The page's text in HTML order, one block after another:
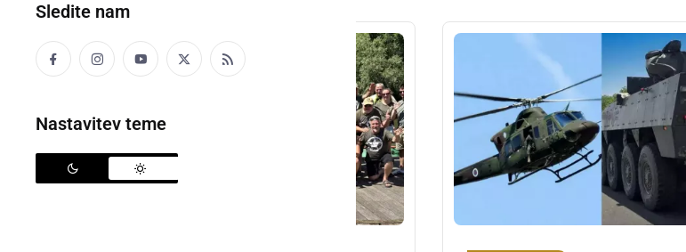
Sledite nam
Nastavitev teme